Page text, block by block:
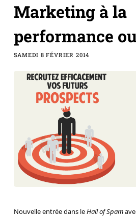
Marketing à la
performance
SAMEDI 8 FÉVRIER 2014
Nouvelle entrée dans leHall of Spam